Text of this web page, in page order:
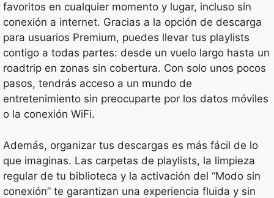
favoritos en cualquier momento y lugar, incluso sin
conexión a internet. Gracias a la opción de descarga
para usuarios Premium, puedes llevar tus playlists
contigo a todas partes: desde un vuelo largo hasta un
roadtrip en zonas sin cobertura. Con solo unos pocos
pasos, tendrás acceso a un mundo de
entretenimiento sin preocuparte por los datos móviles
o la conexión WiFi.
Además, organizar tus descargas es más fácil de lo
que imaginas. Las carpetas de playlists, la limpieza
regular de tu biblioteca y la activación del “Modo sin
conexión” te garantizan una experiencia fluida y sin